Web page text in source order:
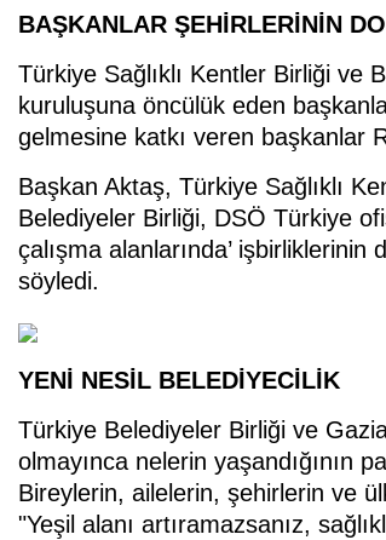
BAŞKANLAR ŞEHİRLERİNİN
Türkiye Sağlıklı Kentler Birliği ve
kuruluşuna öncülük eden
gelmesine katkı veren başkanlar
Başkan Aktaş, Türkiye Sağlıklı
Belediyeler Birliği, DSÖ Türkiye
çalışma alanlarında’
söyledi.
YENİ NESİL BELEDİYECİLİK
Türkiye Belediyeler Birliği ve
olmayınca nelerin yaşandığının
Bireylerin, ailelerin, şehirlerin ve
"Yeşil alanı artıramazsanız,